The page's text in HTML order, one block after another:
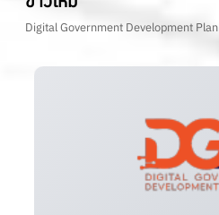
Digital Government Development Plan